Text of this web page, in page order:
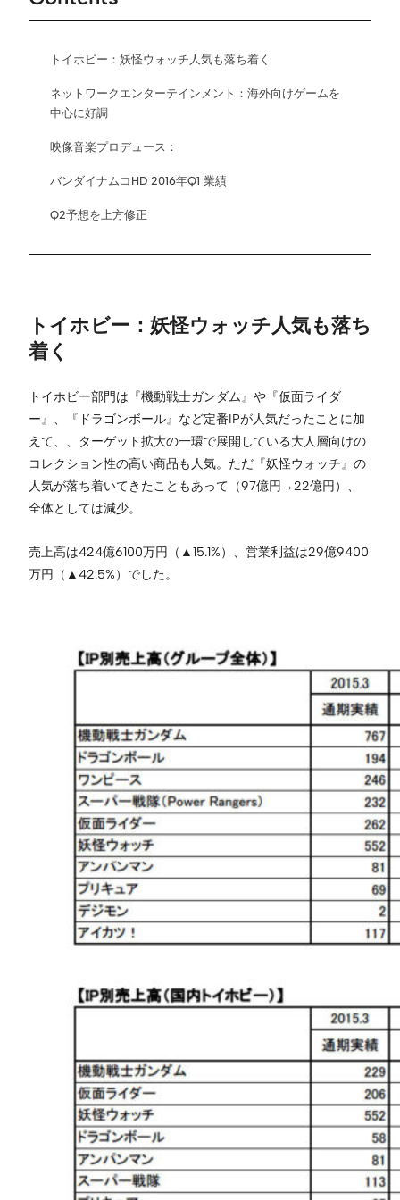
トイホビー：妖怪ウォッチ人気も落ち着く
ネットワークエンターテインメント：海外向けゲームを
中心に好調
映像音楽プロデュース：
バンダイナムコHD 2016年Q1 業績
Q2予想を上方修正
トイホビー：妖怪ウォッチ人気も落ち
着く
トイホビー部門は『機動戦士ガンダム』や『仮面ライダ
ー』、『ドラゴンボール』など定番IPが人気だったことに加
えて、、ターゲット拡大の一環で展開している大人層向けの
コレクション性の高い商品も人気。ただ『妖怪ウォッチ』の
人気が落ち着いてきたこともあって（97億円→22億円）、
全体としては減少。
売上高は424億6100万円（▲15.1%）、営業利益は29億9400
万円（▲42.5%）でした。